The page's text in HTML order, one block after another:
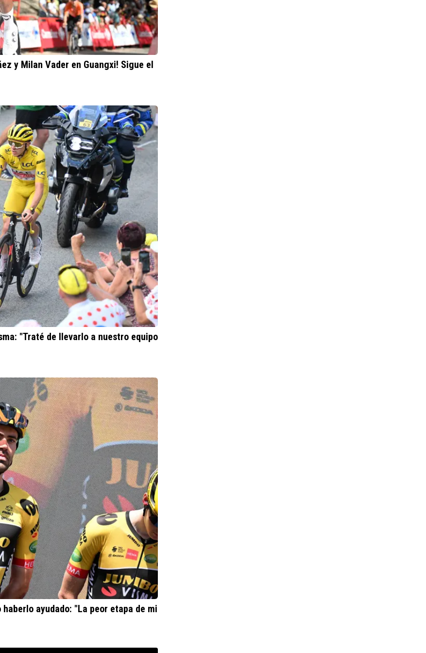
y Milan Vader en Guangxi! Sigue el
"Traté de llevarlo a nuestro equipo
ayudado: "La peor etapa de mi